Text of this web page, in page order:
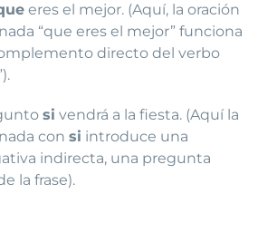
eres el mejor. (Aquí, la oración
“que eres el mejor” funciona
directo del verbo
si vendrá a la fiesta. (Aquí la
consi introduce una
indirecta, una pregunta
la frase).